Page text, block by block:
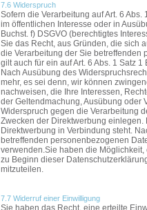
7.6 Widerspruch
Sofern die Verarbeitung auf Art. 6
im öffentlichen Interesse oder in
Buchst. f) DSGVO (berechtigtes
Sie das Recht, aus Gründen, die sich
die Verarbeitung der Sie
gilt auch für ein auf Art. 6 Abs. 1 Satz
Nach Ausübung des
mehr, es sei denn, wir können
nachweisen, die Ihre Interessen,
der Geltendmachung, Ausübung oder
Widerspruch gegen die Verarbeitung
Zwecken der Direktwerbung
Direktwerbung in Verbindung steht.
betreffenden personenbezogenen
verwenden.Sie haben die
zu Beginn dieser
mitzuteilen.
7.7 Widerruf einer Einwilligung
Sie haben das Recht, eine erteilte